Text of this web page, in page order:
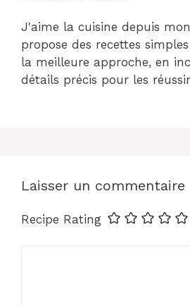
J'aime la cuisine depuis
propose des recettes
la meilleure approche, en
détails précis pour les
Laisser un commentaire
Recipe Rating